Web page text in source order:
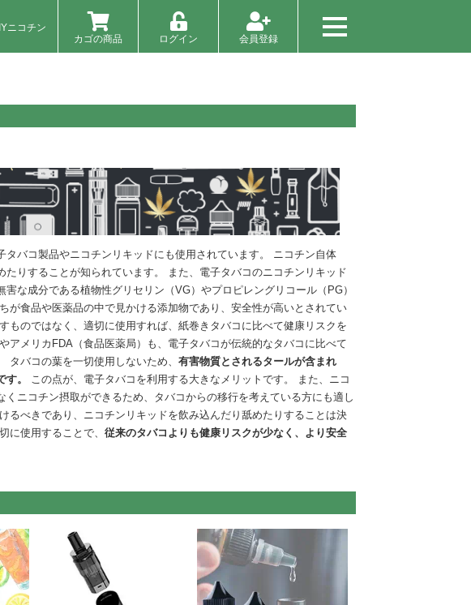
ニコチン
カゴの商品
ログイン 会員登録
バコ製品やニコチンリキッドにも使用されています。 ニコチン自体
りすることが知られています。 また、電子タバコのニコチンリキッド
な成分である植物性グリセリン（VG）やプロピレングリコール（PG）
が食品や医薬品の中で見かける添加物であり、安全性が高いとされてい
ものではなく、適切に使用すれば、紙巻きタバコに比べて健康リスクを
アメリカFDA（食品医薬局）も、電子タバコが伝統的なタバコに比べて
バコの葉を一切使用しないため、 有害物質とされるタールが含まれ
。
この点が、電子タバコを利用する大きなメリットです。 また、ニコ
ニコチン摂取ができるため、タバコからの移行を考えている方にも適し
るべきであり、ニコチンリキッドを飲み込んだり舐めたりすることは決
に使用することで、 従来のタバコよりも健康リスクが少なく、より安全